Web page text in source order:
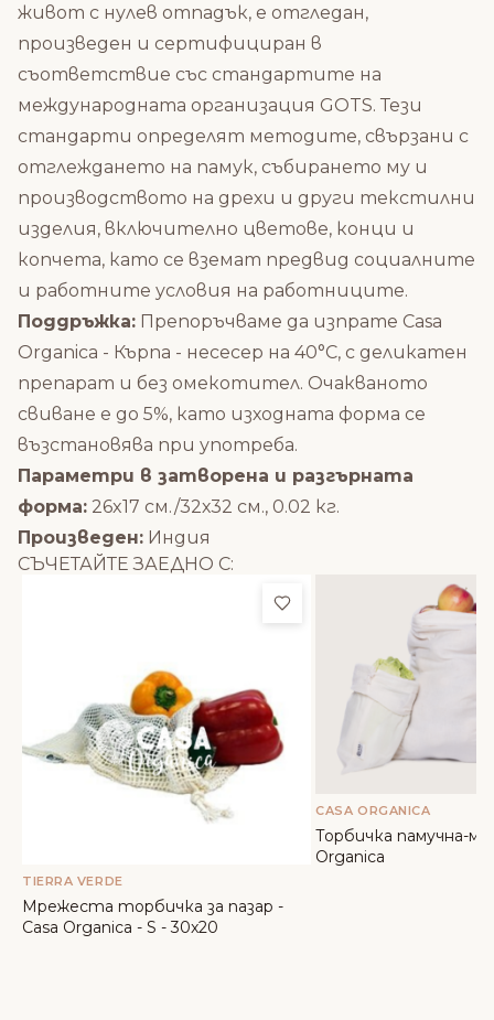
живот с нулев отпадък, е отгледан,
произведен и сертифициран в
съответствие със стандартите на
международната организация GOTS. Тези
стандарти определят методите, свързани с
отглеждането на памук, събирането му и
производството на дрехи и други текстилни
изделия, включително цветове, конци и
копчета, като се вземат предвид социалните
и работните условия на работниците.
Поддръжка: Препоръчваме да изпрате Casa
Organica - Кърпа - несесер на 40°C, с деликатен
препарат и без омекотител. Очакваното
свиване е до 5%, като изходната форма се
възстановява при употреба.
Параметри в затворена и разгърната
форма: 26x17 см./32х32 см., 0.02 кг.
Произведен: Индия
СЪЧЕТАЙТЕ ЗАЕДНО С:
Добави в любими
TIERRA VERDE
Мрежеста торбичка за пазар -
Casa Organica - S - 30x20
CASA ORGANICA
Торбичка памучна-
Organica